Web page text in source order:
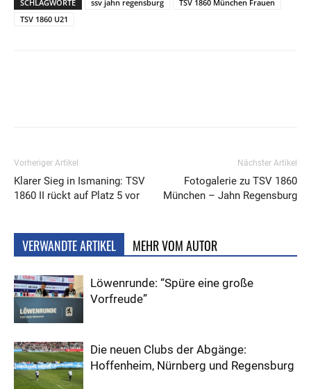
SCHLAGWORTE ssv jahn regensburg
TSV 1860 München Frauen
TSV 1860 U21
Vorheriger Artikel
Klarer Sieg in Ismaning: TSV
1860 II rückt auf Platz 5 vor
Nächster Artikel
Fotogalerie zu TSV 1860
München – Jahn Regensburg
VERWANDTE ARTIKEL MEHR VOM AUTOR
Löwenrunde: “Spüre eine große
Vorfreude”
Die neuen Clubs der Abgänge:
Hoffenheim, Nürnberg und Regensburg